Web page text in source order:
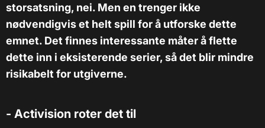
storsatsning, nei. Men en trenger ikke
nødvendigvis et helt spill for å utforske dette
emnet. Det finnes interessante måter å flette
dette inn i eksisterende serier, så det blir mindre
risikabelt for utgiverne.
- Activision roter det til